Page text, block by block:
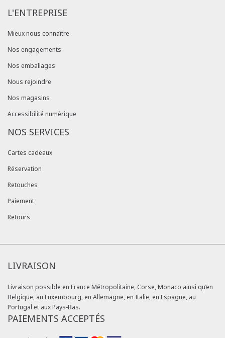
L'ENTREPRISE
Mieux nous connaître
Nos engagements
Nos emballages
Nous rejoindre
Nos magasins
Accessibilité numérique
NOS SERVICES
Cartes cadeaux
Réservation
Retouches
Paiement
Retours
LIVRAISON
Livraison possible en France Métropolitaine, Corse, Monaco ainsi qu’en
Belgique, au Luxembourg, en Allemagne, en Italie, en Espagne, au
Portugal et aux Pays-Bas.
PAIEMENTS ACCEPTÉS